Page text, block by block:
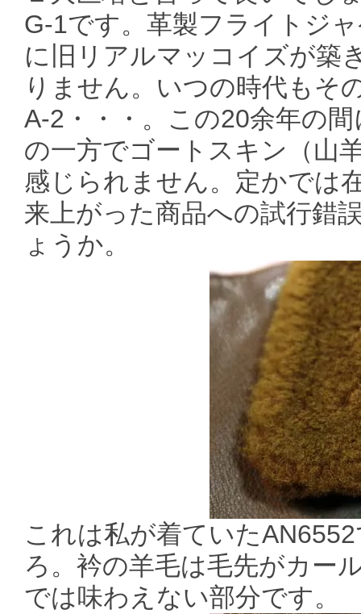
G-1です。革製フライトジ
に旧リアルマッコイズが築
りません。いつの時代もそ
A-2・・・。この20余年の
の一方でゴートスキン（山
感じられません。定かでは
来上がった商品への試行錯
ょうか。
これは私が着ていた
ろ。衿の羊毛は毛先がカー
では味わえない部分です。